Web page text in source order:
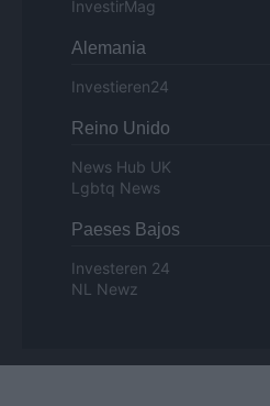
InvestirMag
Alemania
Investieren24
Reino Unido
News Hub UK
Lgbtq News
Paeses Bajos
Investeren 24
NL Newz